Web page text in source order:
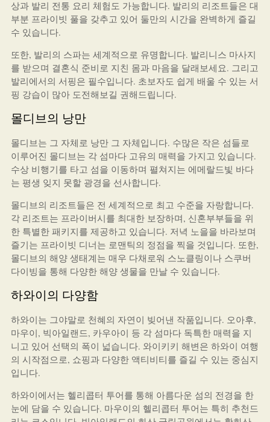
상과 발리 전통 요리 체험도 가능합니다. 발리의 리조트들은 대
부분 프라이빗 풀을 갖추고 있어 둘만의 시간을 완벽하게 즐길
수 있습니다.
또한, 발리의 스파는 세계적으로 유명합니다. 발리니스 마사지
를 받으며 결혼식 준비로 지친 몸과 마음을 달래보세요. 그리고
발리에서의 서핑은 필수입니다. 초보자도 쉽게 배울 수 있는 서
핑 강습이 많아 도전해보길 권해드립니다.
몰디브의 낭만
몰디브는 그 자체로 낭만 그 자체입니다. 수많은 작은 섬들로
이루어진 몰디브는 각 섬마다 고유의 매력을 가지고 있습니다.
수상 비행기를 타고 섬을 이동하며 펼쳐지는 에메랄드빛 바다
는 평생 잊지 못할 광경을 선사합니다.
몰디브의 리조트들은 전 세계적으로 최고 수준을 자랑합니다.
각 리조트는 프라이버시를 최대한 보장하며, 신혼부부들을 위
한 특별한 패키지를 제공하고 있습니다. 저녁 노을을 바라보며
즐기는 프라이빗 디너는 로맨틱의 정점을 찍을 것입니다. 또한,
몰디브의 해양 생태계는 매우 다채로워 스노클링이나 스쿠버
다이빙을 통해 다양한 해양 생물을 만날 수 있습니다.
하와이의 다양함
하와이는 그야말로 천혜의 자연이 빚어낸 작품입니다. 오아후,
마우이, 빅아일랜드, 카우아이 등 각 섬마다 독특한 매력을 지
니고 있어 선택의 폭이 넓습니다. 와이키키 해변은 하와이 여행
의 시작점으로, 쇼핑과 다양한 액티비티를 즐길 수 있는 중심지
입니다.
하와이에서는 헬리콥터 투어를 통해 아름다운 섬의 전경을 한
눈에 담을 수 있습니다. 마우이의 헬리콥터 투어는 특히 추천드